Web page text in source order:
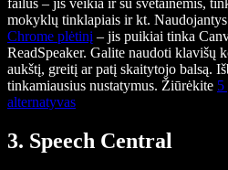
mokyklų tinklapiais ir kt.
Chrome plėtinį – jis puikiai tinka
ReadSpeaker. Galite naudoti klavišų
aukštį, greitį ar patį skaitytojo balsą.
tinkamiausius nustatymus. Žiūrėkite 5
alternatyvas
3. Speech Central